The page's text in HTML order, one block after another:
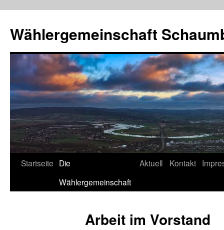
Wählergemeinschaft
Zum
Startseite Die
Wählergemeinschaft
Aktuell Kontakt
Arbeit im Vorstand